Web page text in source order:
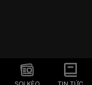
SOI KÈO TIN TỨC